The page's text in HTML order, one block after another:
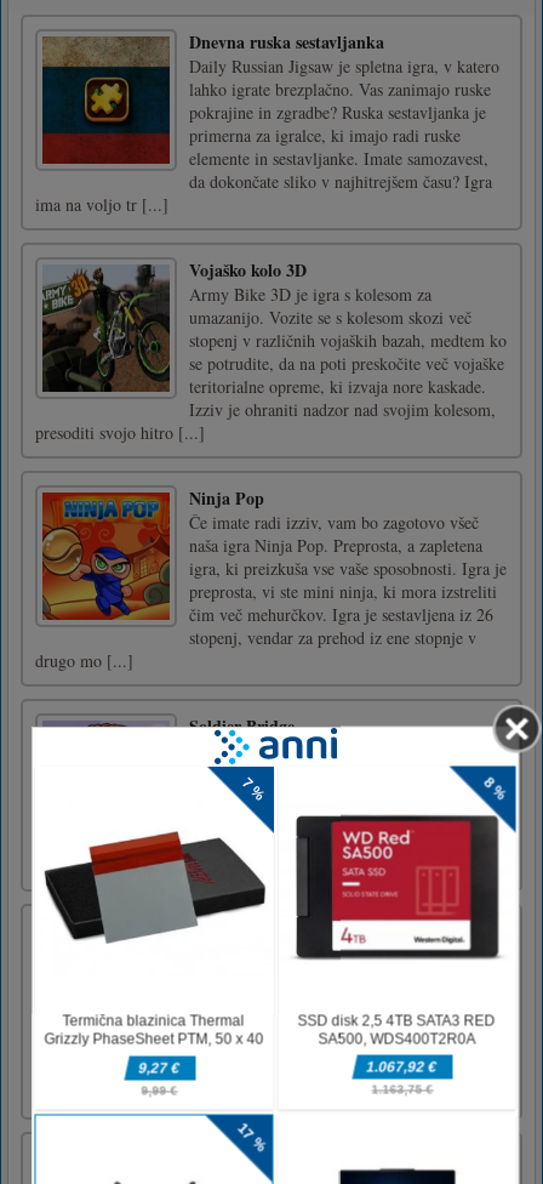
Dnevna ruska sestavljanka
Daily Russian Jigsaw je spletna igra, v katero
lahko igrate brezplačno. Vas zanimajo ruske
pokrajine in zgradbe? Ruska sestavljanka je
primerna za igralce, ki imajo radi ruske
elemente in sestavljanke. Imate samozavest,
da dokončate sliko v najhitrejšem času? Igra
ima na voljo tr [...]
Vojaško kolo 3D
Army Bike 3D je igra s kolesom za
umazanijo. Vozite se s kolesom skozi več
stopenj v različnih vojaških bazah, medtem ko
se potrudite, da na poti preskočite več vojaške
teritorialne opreme, ki izvaja nore kaskade.
Izziv je ohraniti nadzor nad svojim kolesom,
presoditi svojo hitro [...]
Ninja Pop
Če imate radi izziv, vam bo zagotovo všeč
naša igra Ninja Pop. Preprosta, a zapletena
igra, ki preizkuša vse vaše sposobnosti. Igra je
preprosta, vi ste mini ninja, ki mora izstreliti
čim več mehurčkov. Igra je sestavljena iz 26
stopenj, vendar za prehod iz ene stopnje v
drugo mo [...]
Soldier Bridge
To make the transition, the hero will use a
solid stick as a temporary bridge. You have to
carefully adjust the length of the stick, it must
be perfectly accurate so that the fighter does
not fall into the abyss in the Soldier Bridge
game.Use mouse or touch the screen!
Police Chase: Thief Pursuit
Pripeljite nas na vrh z igranjem lovov in
Razbremeni dirkalno mrzlico z vročim
zasledovanjem tipa policija proti tatu. Ko vam
je dolgčas v avtu brez interneta in ne želite
prenehati z iskanjem sreče, [...]
Fantasy Star Pinball